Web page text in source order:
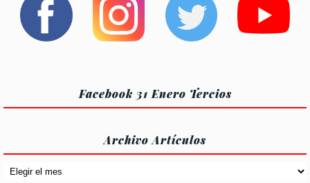
Facebook 31 Enero Tercios
Archivo Artículos
Archivo